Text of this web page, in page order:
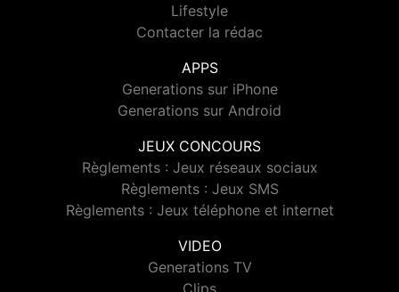
Lifestyle
Contacter la rédac
APPS
Generations sur iPhone
Generations sur Android
JEUX CONCOURS
Règlements : Jeux réseaux sociaux
Règlements : Jeux SMS
Règlements : Jeux téléphone et internet
VIDEO
Generations TV